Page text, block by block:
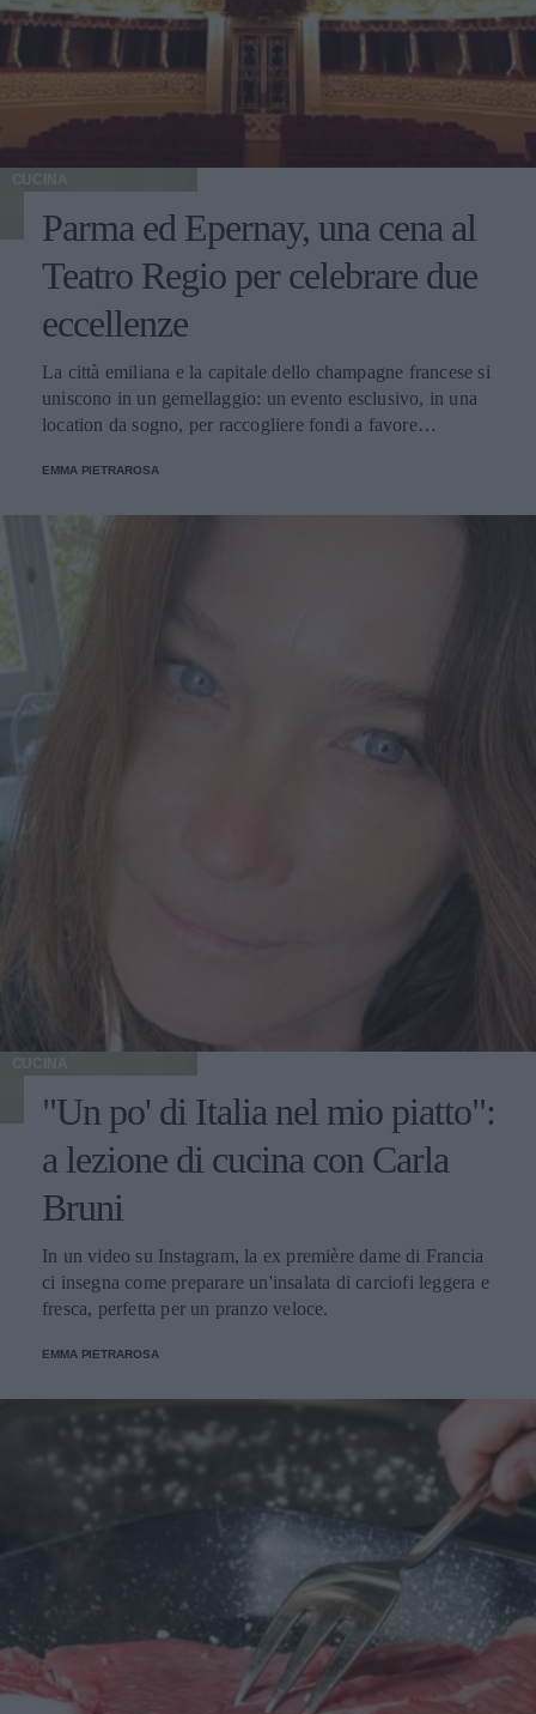
CUCINA
Parma ed Epernay, una cena al
Teatro Regio per celebrare due
eccellenze
La città emiliana e la capitale dello champagne francese si
uniscono in un gemellaggio: un evento esclusivo, in una
location da sogno, per raccogliere fondi a favore
EMMA PIETRAROSA
CUCINA
"Un po' di Italia nel mio piatto":
a lezione di cucina con Carla
Bruni
In un video su Instagram, la ex première dame di Francia
ci insegna come preparare un'insalata di carciofi leggera e
fresca, perfetta per un pranzo veloce.
EMMA PIETRAROSA